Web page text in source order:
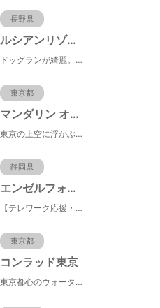
長野県
ルシアンリゾート旧軽井沢
ドッグランが綺麗。おもちゃが多くある。有料のドッグランなので、お客さんの質が良い。ドッグラン以外にも楽しめる場所が多い。
東京都
マンダリン オリエンタル 東京
東京の上空に浮かぶマンダリン オリエンタル 東京は、眼下にすばらしい風景が広がるラグジュアリーな5つ星ホテルです。凜とした風格ある佇まいと和モダンのスタイルに、最新鋭のテクノロジー、定評あるスパ、驚きと感動に満ちた食体験、卓越したサービスを融合させ、真心を込めてお客さまをおもてなしいたします。
静岡県
エンゼルフォレスト伊豆スカイライン
【テレワーク応援・ペットと泊まれる】ゴルフ場隣接のまるごと貸切別荘（自炊OK）
東京都
コンラッド東京
東京都心のウォーターフロントに位置し、都内全域へのアクセスへも便利なコンラッド東京は、銀座や新橋へ徒歩圏内、明治神宮や浅草、六本木などの観光・ショッピングエリアにもアクセス至便。また、東京駅まで10分、羽田空港まで25分、丸の内などの主要ビジネス街へのアクセスにも優れ、ビジネスにも最適のロケーションです。